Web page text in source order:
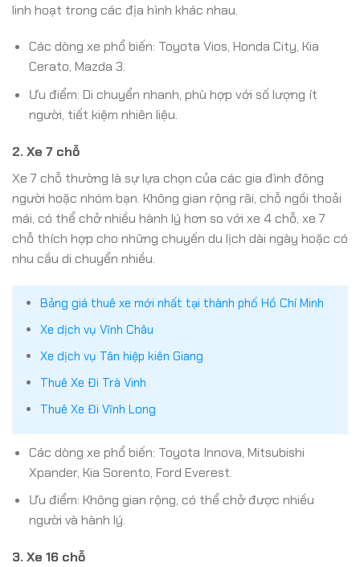
linh hoạt trong các địa hình khác nhau.
Các dòng xe phổ biến: Toyota Vios, Honda City, Kia
Cerato, Mazda 3.
Ưu điểm: Di chuyển nhanh, phù hợp với số lượng ít
người, tiết kiệm nhiên liệu.
2. Xe 7 chỗ
Xe 7 chỗ thường là sự lựa chọn của các gia đình đông
người hoặc nhóm bạn. Không gian rộng rãi, chỗ ngồi thoải
mái, có thể chở nhiều hành lý hơn so với xe 4 chỗ, xe 7
chỗ thích hợp cho những chuyến du lịch dài ngày hoặc có
nhu cầu di chuyển nhiều.
Bảng giá thuê xe mới nhất tại thành phố Hồ Chí Minh
Xe dịch vụ Vĩnh Châu
Xe dịch vụ Tân hiệp kiên Giang
Thuê Xe Đi Trà Vinh
Thuê Xe Đi Vĩnh Long
Các dòng xe phổ biến: Toyota Innova, Mitsubishi
Xpander, Kia Sorento, Ford Everest.
Ưu điểm: Không gian rộng, có thể chở được nhiều
người và hành lý.
3. Xe 16 chỗ